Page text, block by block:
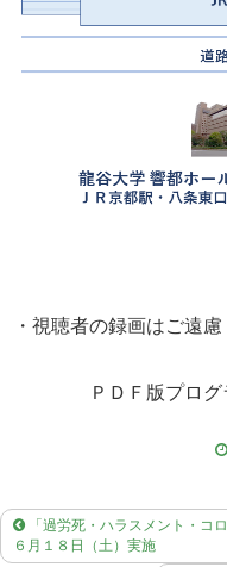
・視聴者の録画はご遠
ＰＤＦ版プロ
「過労死・ハラスメント・コ
６月１８日（土）実施